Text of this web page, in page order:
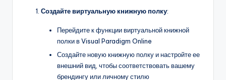
Создайте виртуальную книжную полку:
Перейдите к функции виртуальной книжной
полки в Visual Paradigm Online
Создайте новую книжную полку и настройте ее
внешний вид, чтобы соответствовать вашему
брендингу или личному стилю